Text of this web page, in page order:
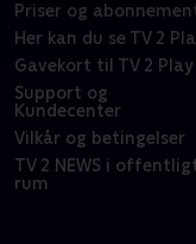
Priser og
Her kan du se TV 2
Gavekort til TV 2 Play
Support og
Kundecenter
Vilkår og betingelser
TV 2 NEWS i
rum